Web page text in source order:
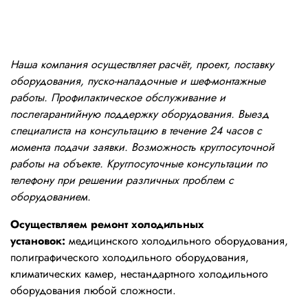
Наша компания осуществляет расчёт, проект, поставку
оборудования, пуско-наладочные и шеф-монтажные
работы. Профилактическое обслуживание и
послегарантийную поддержку оборудования. Выезд
специалиста на консультацию в течение 24 часов с
момента подачи заявки. Возможность круглосуточной
работы на объекте. Круглосуточные консультации по
телефону при решении различных проблем с
оборудованием.
Осуществляем ремонт холодильных
установок: медицинского холодильного оборудования,
полиграфического холодильного оборудования,
климатических камер, нестандартного холодильного
оборудования любой сложности.